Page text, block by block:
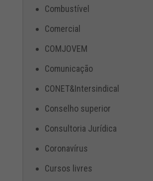
Combustível
Comercial
COMJOVEM
Comunicação
CONET&Intersindical
Conselho superior
Consultoria Jurídica
Coronavírus
Cursos livres